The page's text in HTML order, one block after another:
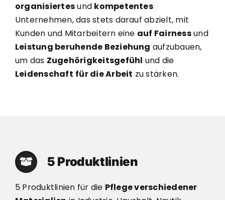
organisiertesund kompetentes
Unternehmen, das stets darauf abzielt, mit
Kunden und Mitarbeitern eine auf Fairnessund
Leistung beruhende Beziehung aufzubauen,
um das Zugehörigkeitsgefühl und die
Leidenschaft für die Arbeit zu stärken.
5 Produktlinien
5 Produktlinien für die Pflege verschiedener